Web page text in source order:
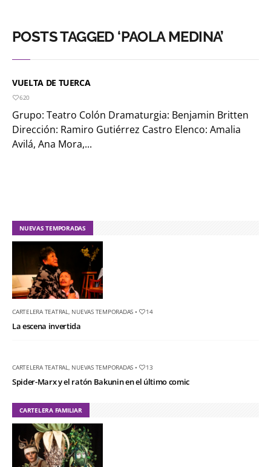
POSTS TAGGED ‘PAOLA MEDINA’
VUELTA DE TUERCA
620
Grupo: Teatro Colón Dramaturgia: Benjamin Britten
Dirección: Ramiro Gutiérrez Castro Elenco: Amalia
Avilá, Ana Mora,...
NUEVAS TEMPORADAS
CARTELERA TEATRAL NUEVAS TEMPORADAS • 14
La escena invertida
CARTELERA TEATRAL NUEVAS TEMPORADAS • 13
Spider-Marx y el ratón Bakunin en el último comic
CARTELERA FAMILIAR